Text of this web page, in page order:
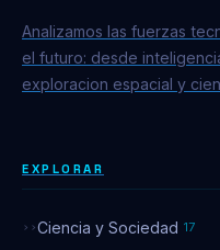
Analizamos las fuerzas
el futuro: desde
exploracion espacial y
EXPLORAR
Ciencia y Sociedad 17